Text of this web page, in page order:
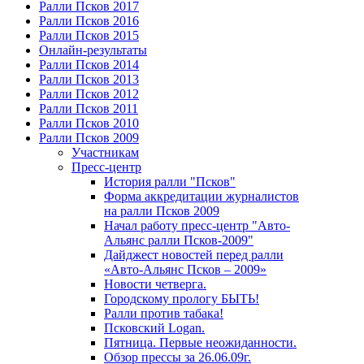
Ралли Псков 2017
Ралли Псков 2016
Ралли Псков 2015
Онлайн-результаты
Ралли Псков 2014
Ралли Псков 2013
Ралли Псков 2012
Ралли Псков 2011
Ралли Псков 2010
Ралли Псков 2009
Участникам
Пресс-центр
История ралли "Псков"
Форма аккредитации журналистов
на ралли Псков 2009
Начал работу пресс-центр "Авто-
Альянс ралли Псков-2009"
Дайджест новостей перед ралли
«Авто-Альянс Псков – 2009»
Новости четверга.
Городскому прологу БЫТЬ!
Ралли против табака!
Псковский Logan.
Пятница. Первые неожиданности.
Обзор прессы за 26.06.09г.